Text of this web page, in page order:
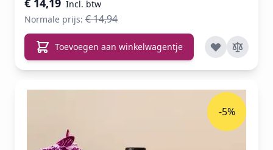
€ 14,19
Normale prijs: € 14,94
Toevoegen aan winkelwagentje
-5%